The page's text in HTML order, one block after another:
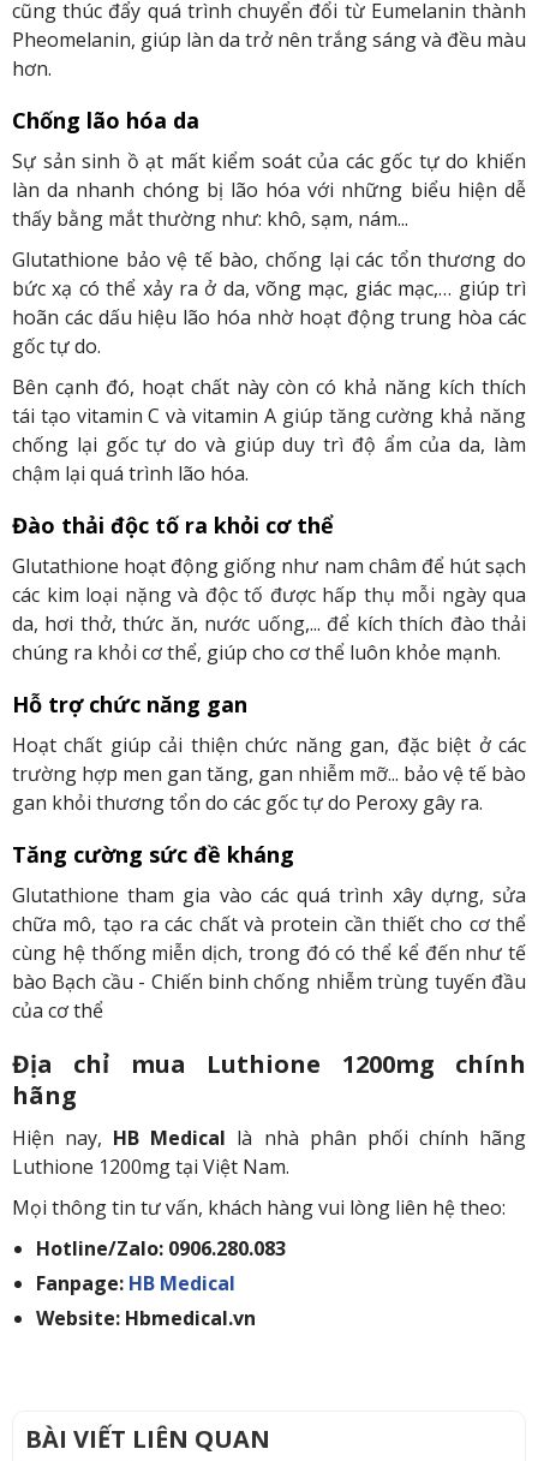
cũng thúc đẩy quá trình chuyển đổi từ Eumelanin thành
Pheomelanin, giúp làn da trở nên trắng sáng và đều màu
hơn.
Chống lão hóa da
Sự sản sinh ồ ạt mất kiểm soát của các gốc tự do khiến
làn da nhanh chóng bị lão hóa với những biểu hiện dễ
thấy bằng mắt thường như: khô, sạm, nám...
Glutathione bảo vệ tế bào, chống lại các tổn thương do
bức xạ có thể xảy ra ở da, võng mạc, giác mạc,… giúp trì
hoãn các dấu hiệu lão hóa nhờ hoạt động trung hòa các
gốc tự do.
Bên cạnh đó, hoạt chất này còn có khả năng kích thích
tái tạo vitamin C và vitamin A giúp tăng cường khả năng
chống lại gốc tự do và giúp duy trì độ ẩm của da, làm
chậm lại quá trình lão hóa.
Đào thải độc tố ra khỏi cơ thể
Glutathione hoạt động giống như nam châm để hút sạch
các kim loại nặng và độc tố được hấp thụ mỗi ngày qua
da, hơi thở, thức ăn, nước uống,... để kích thích đào thải
chúng ra khỏi cơ thể, giúp cho cơ thể luôn khỏe mạnh.
Hỗ trợ chức năng gan
Hoạt chất giúp cải thiện chức năng gan, đặc biệt ở các
trường hợp men gan tăng, gan nhiễm mỡ... bảo vệ tế bào
gan khỏi thương tổn do các gốc tự do Peroxy gây ra.
Tăng cường sức đề kháng
Glutathione tham gia vào các quá trình xây dựng, sửa
chữa mô, tạo ra các chất và protein cần thiết cho cơ thể
cùng hệ thống miễn dịch, trong đó có thể kể đến như tế
bào Bạch cầu - Chiến binh chống nhiễm trùng tuyến đầu
của cơ thể
Địa chỉ mua Luthione 1200mg chính
hãng
Hiện nay, HB Medical là nhà phân phối chính hãng
Luthione 1200mg tại Việt Nam.
Mọi thông tin tư vấn, khách hàng vui lòng liên hệ theo:
Hotline/Zalo: 0906.280.083
Fanpage: HB Medical
Website: Hbmedical.vn
BÀI VIẾT LIÊN QUAN